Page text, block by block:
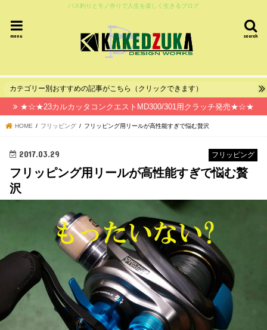
バス釣りとモノ作りで人生を楽しく生きるブログ
search
menu
カテゴリー別おすすめの記事がこちら（クリックできます）
★☆★23カルカッタコンクエストMD300/301用クラッチ発売★☆★
HOME フリッピング フリッピング用リールが高性能すぎで悩む贅沢
フリッピング
2017.03.29
フリッピング用リールが高性能すぎで悩む贅
沢